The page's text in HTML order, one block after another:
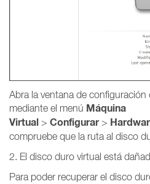
Abra la ventana de configuración
mediante el menú Máquina
Virtual > Configurar>
compruebe que la ruta al disco
2. El disco duro virtual está
Para poder recuperar el disco